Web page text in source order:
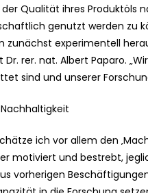
Qualität ihres Produktöls
genutzt werden zu
zunächst experimentell
rer. nat. Albert Paparo.
sind und unserer
ich vor allem den
motiviert und bestrebt,
vorherigen